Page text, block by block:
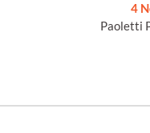
4
Paoletti